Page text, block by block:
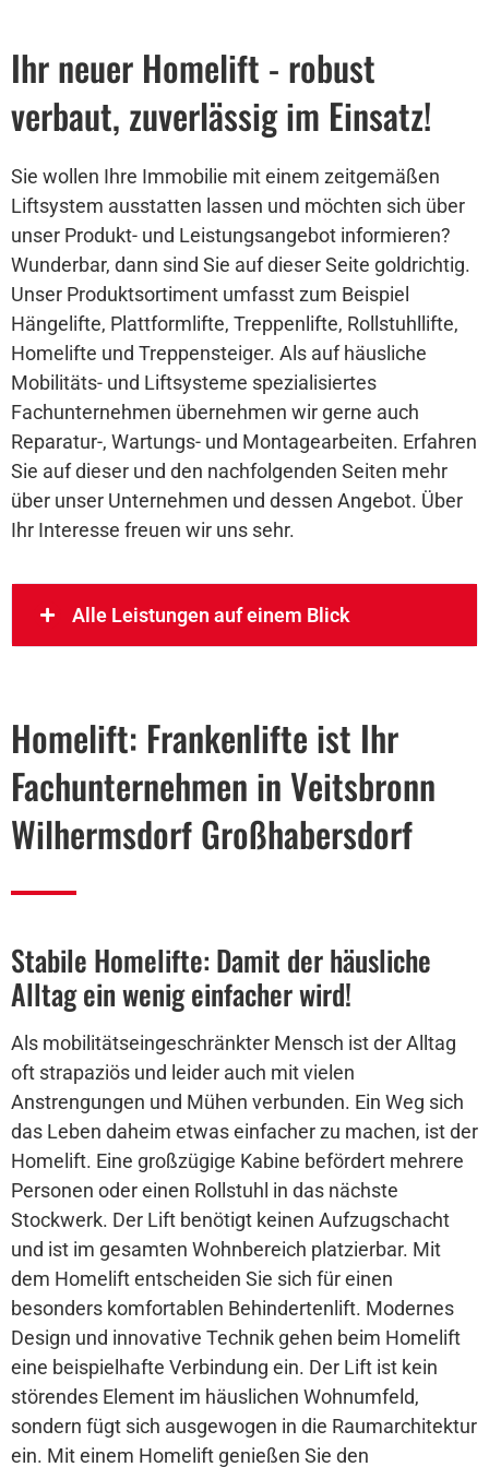
Ihr neuer Homelift - robust
verbaut, zuverlässig im Einsatz!
Sie wollen Ihre Immobilie mit einem zeitgemäßen
Liftsystem ausstatten lassen und möchten sich über
unser Produkt- und Leistungsangebot informieren?
Wunderbar, dann sind Sie auf dieser Seite goldrichtig.
Unser Produktsortiment umfasst zum Beispiel
Hängelifte, Plattformlifte, Treppenlifte, Rollstuhllifte,
Homelifte und Treppensteiger. Als auf häusliche
Mobilitäts- und Liftsysteme spezialisiertes
Fachunternehmen übernehmen wir gerne auch
Reparatur-, Wartungs- und Montagearbeiten. Erfahren
Sie auf dieser und den nachfolgenden Seiten mehr
über unser Unternehmen und dessen Angebot. Über
Ihr Interesse freuen wir uns sehr.
Alle Leistungen auf einem Blick
Homelift: Frankenlifte ist Ihr
Fachunternehmen in Veitsbronn
Wilhermsdorf Großhabersdorf
Stabile Homelifte: Damit der häusliche
Alltag ein wenig einfacher wird!
Als mobilitätseingeschränkter Mensch ist der Alltag
oft strapaziös und leider auch mit vielen
Anstrengungen und Mühen verbunden. Ein Weg sich
das Leben daheim etwas einfacher zu machen, ist der
Homelift. Eine großzügige Kabine befördert mehrere
Personen oder einen Rollstuhl in das nächste
Stockwerk. Der Lift benötigt keinen Aufzugschacht
und ist im gesamten Wohnbereich platzierbar. Mit
dem Homelift entscheiden Sie sich für einen
besonders komfortablen Behindertenlift. Modernes
Design und innovative Technik gehen beim Homelift
eine beispielhafte Verbindung ein. Der Lift ist kein
störendes Element im häuslichen Wohnumfeld,
sondern fügt sich ausgewogen in die Raumarchitektur
ein. Mit einem Homelift genießen Sie den